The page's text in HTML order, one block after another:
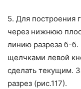
5. Для построения
через нижнюю
линию разреза б-б.
щелчками левой
сделать текущим.
разрез (рис.117).